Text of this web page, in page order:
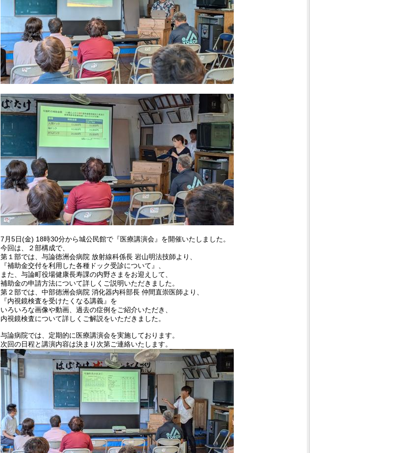
7月5日(金) 18時30分から城公民館で『医療講演会』を開催いたしました。
今回は、２部構成で、
第１部では、与論徳洲会病院 放射線科係長 岩山明法技師より、
『補助金交付を利用した各種ドック受診について』、
また、与論町役場健康長寿課の内野さまをお迎えして、
補助金の申請方法について詳しくご説明いただきました。
第２部では、中部徳洲会病院 消化器内科部長 仲間直崇医師より、
『内視鏡検査を受けたくなる講義』を
いろいろな画像や動画、過去の症例をご紹介いただき、
内視鏡検査について詳しくご解説をいただきました。
与論病院では、定期的に医療講演会を実施しております。
次回の日程と講演内容は決まり次第ご連絡いたします。